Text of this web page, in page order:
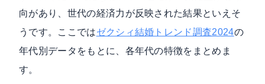
向があり、世代の経済力が反映された結果といえそ
うです。ここではゼクシィ結婚トレンド調査2024の
年代別データをもとに、各年代の特徴をまとめま
す。